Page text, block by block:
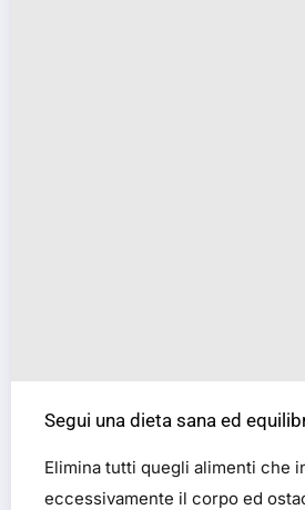
Segui una dieta sana ed
Elimina tutti quegli alimenti che
eccessivamente il corpo ed